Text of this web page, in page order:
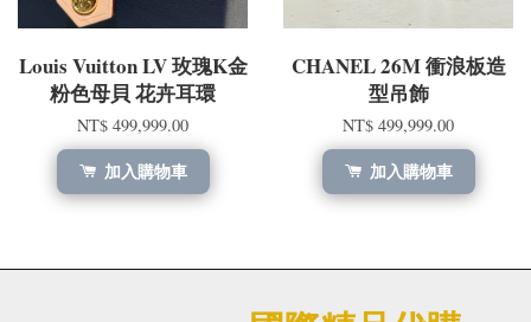
Louis Vuitton LV 玫瑰K金
粉色母貝 花卉耳環
NT$ 499,999.00
加入購物車
CHANEL 26M 衝浪板造
型吊飾
NT$ 499,999.00
加入購物車